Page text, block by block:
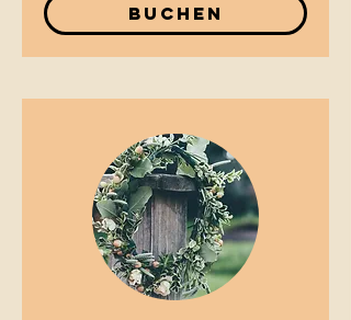
Buchen